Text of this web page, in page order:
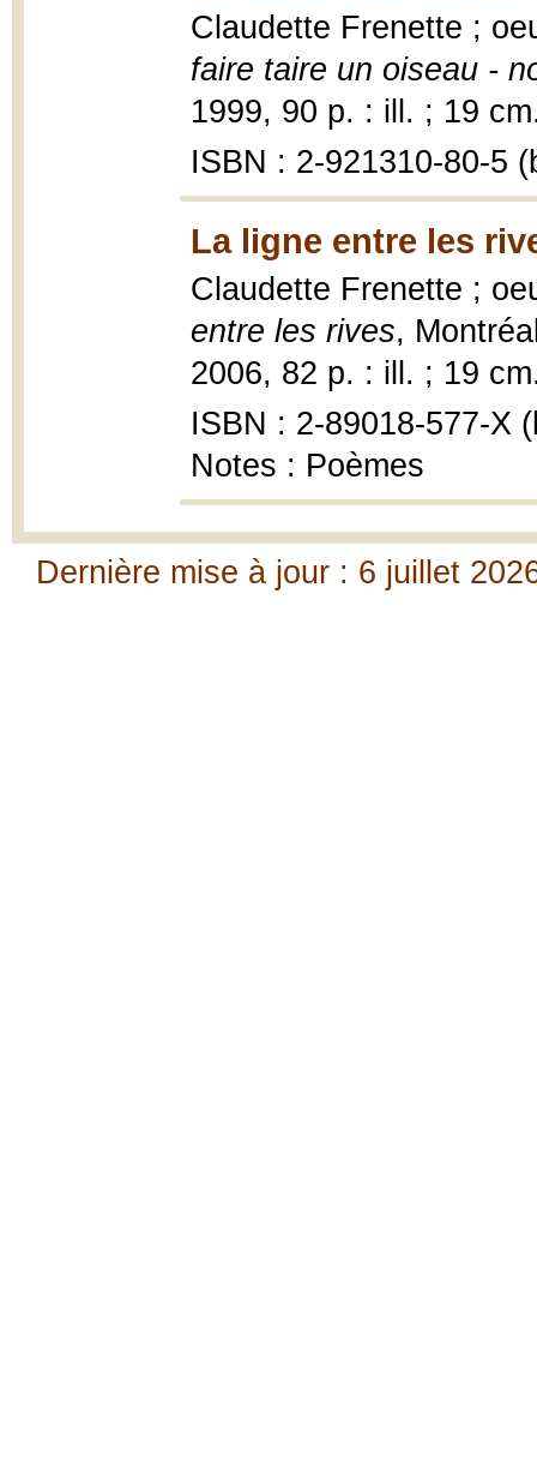
Claudette Frenette ;
faire taire un oiseau -
1999, 90 p. : ill. ; 19
ISBN : 2-921310-80-5
La ligne entre les
Claudette Frenette ;
entre les rives,
2006, 82 p. : ill. ; 19
ISBN : 2-89018-577-X
Notes : Poèmes
Dernière mise à jour : 6 juillet